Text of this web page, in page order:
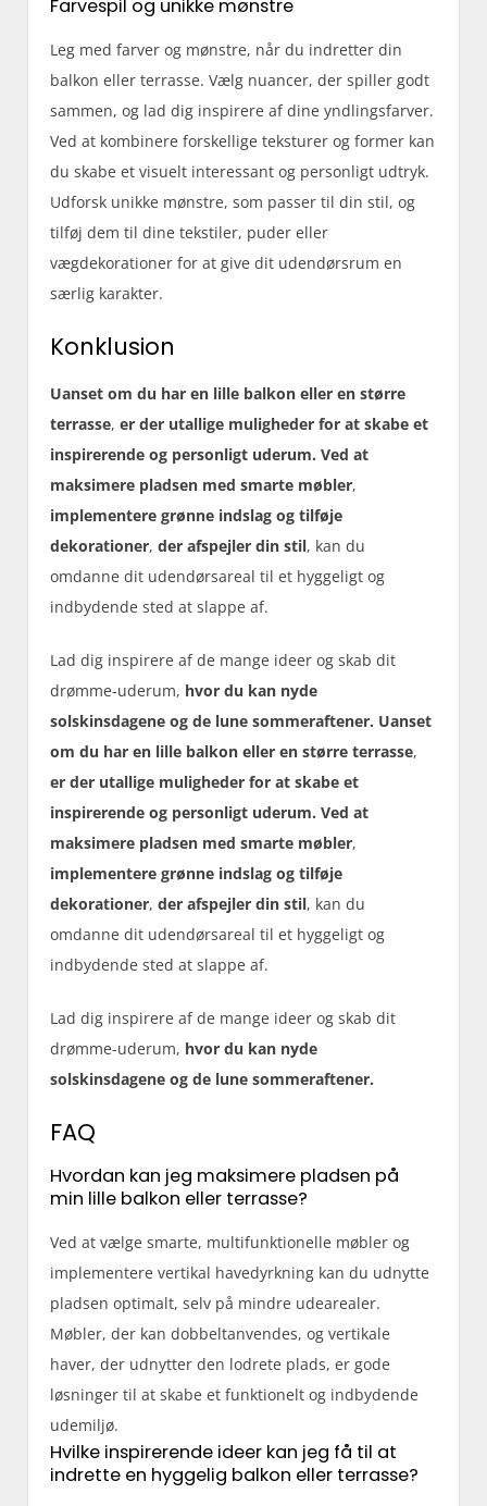
Farvespil og unikke mønstre
Leg med farver og mønstre, når du indretter din
balkon eller terrasse. Vælg nuancer, der spiller godt
sammen, og lad dig inspirere af dine yndlingsfarver.
Ved at kombinere forskellige teksturer og former kan
du skabe et visuelt interessant og personligt udtryk.
Udforsk unikke mønstre, som passer til din stil, og
tilføj dem til dine tekstiler, puder eller
vægdekorationer for at give dit udendørsrum en
særlig karakter.
Konklusion
Uanset om du har en lille balkon eller en større
terrasse,er der utallige muligheder for at skabe et
inspirerende og personligt uderum. Ved at
maksimere pladsen med smarte møbler,
implementere grønne indslag og tilføje
dekorationer,der afspejler din stil, kan du
omdanne dit udendørsareal til et hyggeligt og
indbydende sted at slappe af.
Lad dig inspirere af de mange ideer og skab dit
drømme-uderum, hvor du kan nyde
solskinsdagene og de lune sommeraftener. Uanset
om du har en lille balkon eller en større terrasse,
er der utallige muligheder for at skabe et
inspirerende og personligt uderum. Ved at
maksimere pladsen med smarte møbler,
implementere grønne indslag og tilføje
dekorationer,der afspejler din stil, kan du
omdanne dit udendørsareal til et hyggeligt og
indbydende sted at slappe af.
Lad dig inspirere af de mange ideer og skab dit
drømme-uderum, hvor du kan nyde
solskinsdagene og de lune sommeraftener.
FAQ
Hvordan kan jeg maksimere pladsen på
min lille balkon eller terrasse?
Ved at vælge smarte, multifunktionelle møbler og
implementere vertikal havedyrkning kan du udnytte
pladsen optimalt, selv på mindre udearealer.
Møbler, der kan dobbeltanvendes, og vertikale
haver, der udnytter den lodrete plads, er gode
løsninger til at skabe et funktionelt og indbydende
udemiljø.
Hvilke inspirerende ideer kan jeg få til at
indrette en hyggelig balkon eller terrasse?